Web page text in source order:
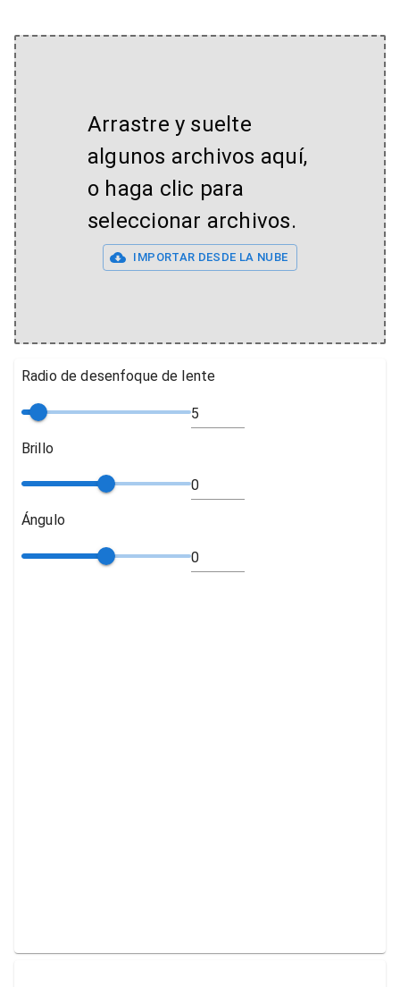
Arrastre y suelte
algunos archivos aquí,
o haga clic para
seleccionar archivos.
IMPORTAR DESDE LA NUBE
Radio de desenfoque de lente
Brillo
Ángulo